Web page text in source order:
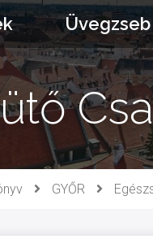
Üvegzseb
GYŐR